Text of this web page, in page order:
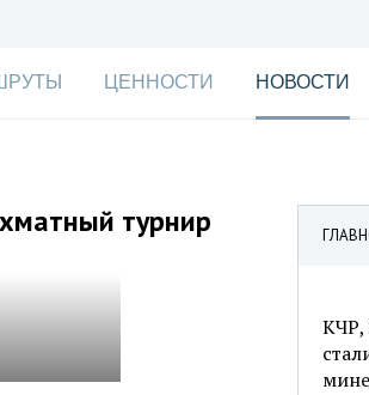
ЦЕННОСТИ НОВОСТИ
КЧР,
турнир